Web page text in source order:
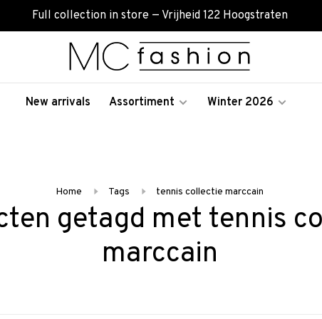
Full collection in store — Vrijheid 122 Hoogstraten
New arrivals Assortiment Winter 2026
Home Tags tennis collectie marccain
getagd met tennis
marccain